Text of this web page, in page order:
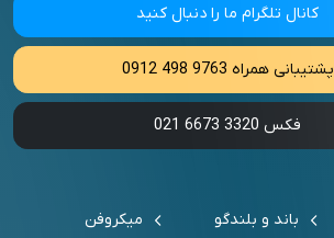
کانال تلگرام ما را دنبال کنید
پشتیبانی همراه 0912 498 9763
فکس 021 6673 3320
باند و بلندگو
میکروفن